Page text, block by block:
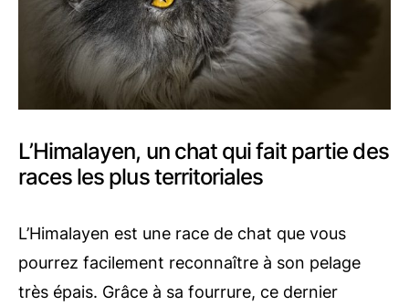
L’Himalayen, un chat qui fait partie des
races les plus territoriales
L’Himalayen est une race de chat que vous
pourrez facilement reconnaître à son pelage
très épais. Grâce à sa fourrure, ce dernier